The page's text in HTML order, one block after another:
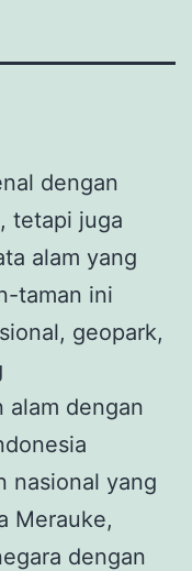
dengan
tetapi juga
alam yang
taman ini
geopark,
alam dengan
nasional yang
Merauke,
dengan